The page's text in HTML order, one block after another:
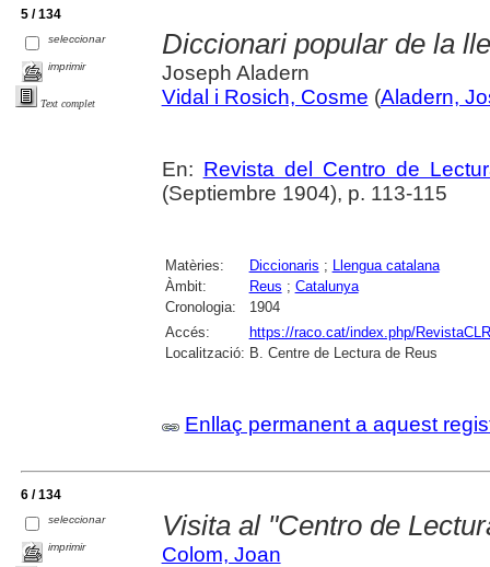
5 / 134
seleccionar
imprimir
Text complet
Diccionari popular de la
Joseph Aladern
Vidal i Rosich, Cosme (Aladern,
En: Revista del Centro de
(Septiembre 1904), p. 113-115
Matèries: Diccionaris ; Llengua catalana
Àmbit:
Reus ; Catalunya
Cronologia:
1904
Accés:
https://raco.cat/index.php/
Localització: B. Centre de Lectura de Reus
Enllaç permanent a aquest
6 / 134
seleccionar
imprimir
Visita al "Centro de
Colom, Joan